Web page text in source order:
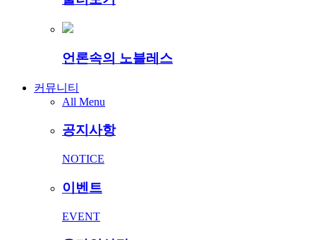
언론속의 노블레스
커뮤니티
All Menu
공지사항
NOTICE
이벤트
EVENT